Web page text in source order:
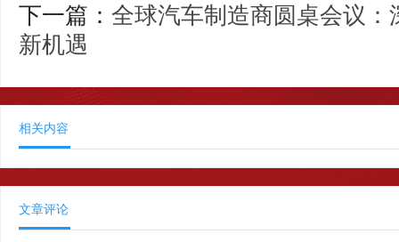
下一篇： 全球汽车制造商圆桌会议
新机遇
相关内容
文章评论